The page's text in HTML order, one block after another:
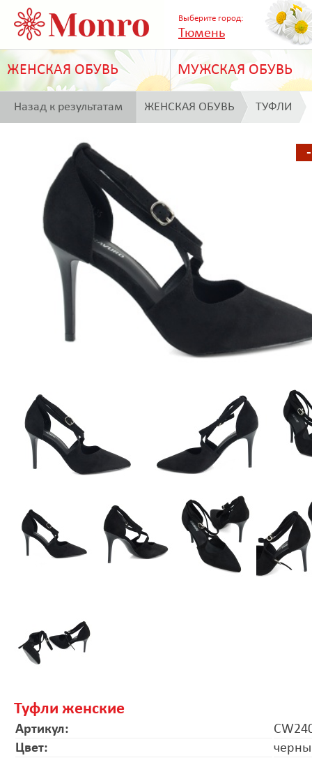
Выберите город:
Тюмень
ЖЕНСКАЯ ОБУВЬ МУЖСКАЯ ОБУВЬ
Назад к результатам ЖЕНСКАЯ ОБУВЬ ТУФЛИ
Туфли женские
Артикул:
Цвет: